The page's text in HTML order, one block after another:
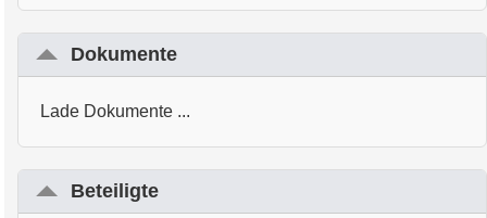
Dokumente
Lade Dokumente ...
Beteiligte